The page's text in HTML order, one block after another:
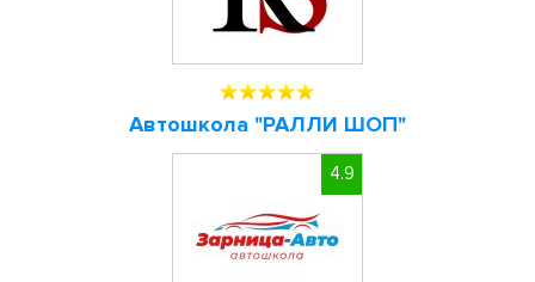
Автошкола "РАЛЛИ ШОП"
4.9